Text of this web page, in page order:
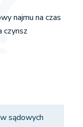
najmu na czas
czynsz
sądowych